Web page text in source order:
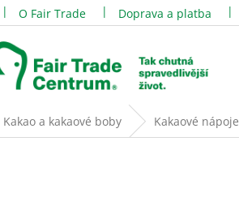
O Fair Trade Doprava a platba
Kakao a kakaové boby Kakaové nápoje